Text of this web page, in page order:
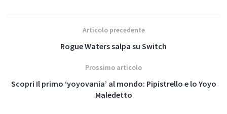
Articolo precedente
Rogue Waters salpa su Switch
Prossimo articolo
Scopri Il primo ‘yoyovania’ al mondo: Pipistrello e lo Yoyo
Maledetto